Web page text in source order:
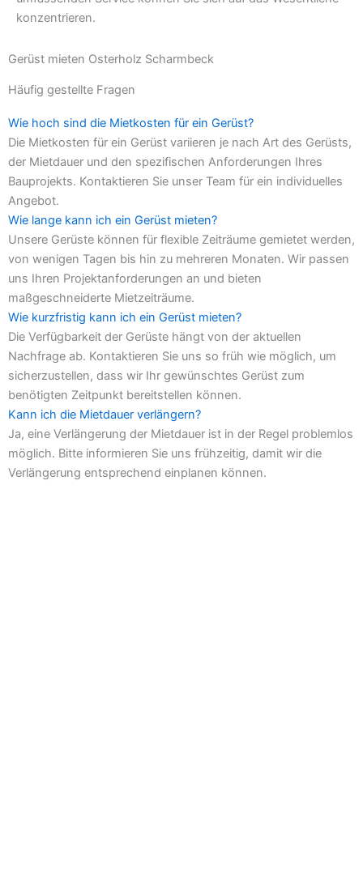
konzentrieren.
Gerüst mieten Osterholz Scharmbeck
Häufig gestellte Fragen
Wie hoch sind die Mietkosten für ein Gerüst?
Die Mietkosten für ein Gerüst variieren je nach Art des Gerüsts,
der Mietdauer und den spezifischen Anforderungen Ihres
Bauprojekts. Kontaktieren Sie unser Team für ein individuelles
Angebot.
Wie lange kann ich ein Gerüst mieten?
Unsere Gerüste können für flexible Zeiträume gemietet werden,
von wenigen Tagen bis hin zu mehreren Monaten. Wir passen
uns Ihren Projektanforderungen an und bieten
maßgeschneiderte Mietzeiträume.
Wie kurzfristig kann ich ein Gerüst mieten?
Die Verfügbarkeit der Gerüste hängt von der aktuellen
Nachfrage ab. Kontaktieren Sie uns so früh wie möglich, um
sicherzustellen, dass wir Ihr gewünschtes Gerüst zum
benötigten Zeitpunkt bereitstellen können.
Kann ich die Mietdauer verlängern?
Ja, eine Verlängerung der Mietdauer ist in der Regel problemlos
möglich. Bitte informieren Sie uns frühzeitig, damit wir die
Verlängerung entsprechend einplanen können.